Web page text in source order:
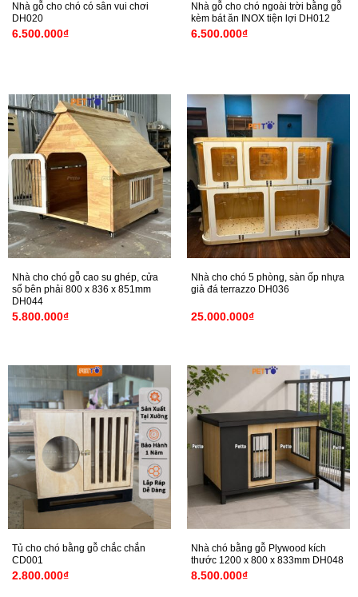
Nhà gỗ cho chó có sân vui chơi
DH020
6.500.000₫
Nhà gỗ cho chó ngoài trời bằng gỗ
kèm bát ăn INOX tiện lợi DH012
6.500.000₫
Nhà cho chó gỗ cao su ghép, cửa
sổ bên phải 800 x 836 x 851mm
DH044
5.800.000₫
Nhà cho chó 5 phòng, sàn ốp nhựa
giả đá terrazzo DH036
25.000.000₫
Tủ cho chó bằng gỗ chắc chắn
CD001
2.800.000₫
Nhà chó bằng gỗ Plywood kích
thước 1200 x 800 x 833mm DH048
8.500.000₫